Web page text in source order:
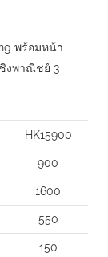
HK15900
900
1600
550
150